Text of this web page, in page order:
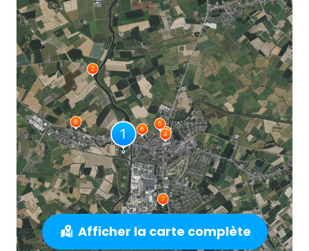
Afficher la carte complète